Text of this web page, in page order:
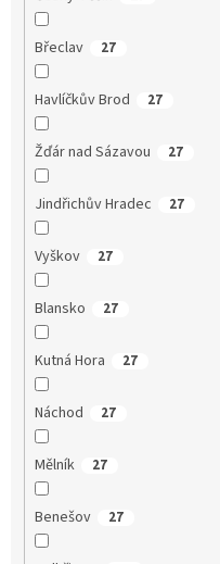
Břeclav 27
Havlíčkův Brod 27
Žďár nad Sázavou 27
Jindřichův Hradec 27
Vyškov 27
Blansko 27
Kutná Hora 27
Náchod 27
Mělník 27
Benešov 27